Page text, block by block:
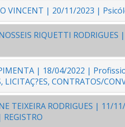
VINCENT | 20/11/2023 |
RIQUETTI
| 18/04/2022 |
CONTRATOS/
TEIXEIRA RODRIGUES |